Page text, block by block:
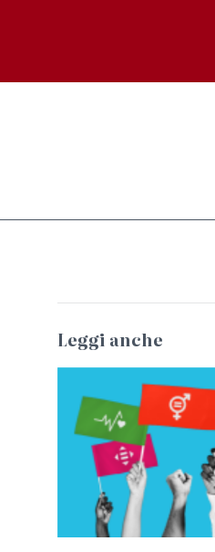
Leggi anche
© United Nations
Communications